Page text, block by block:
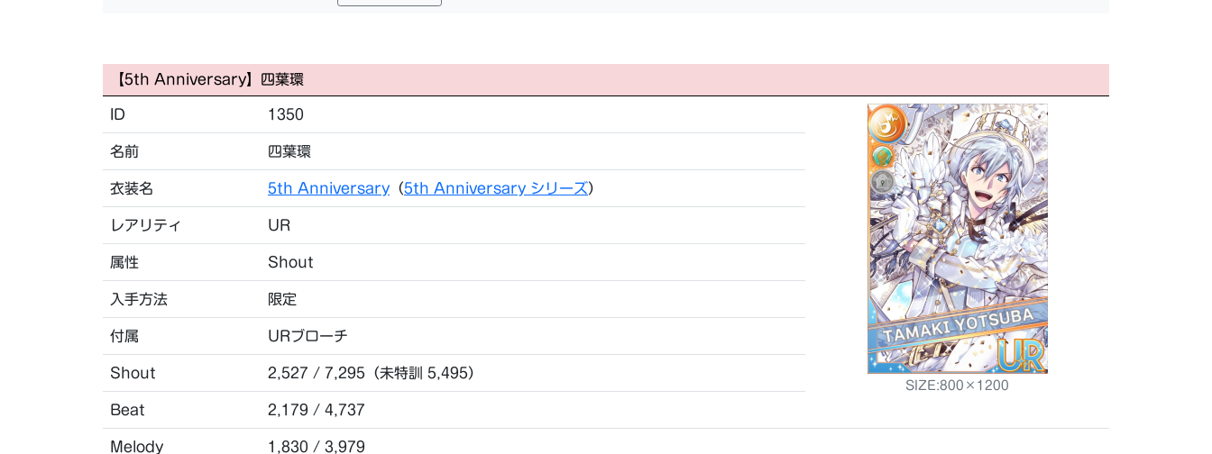
【5th Anniversary】四葉環
ID 1350
SIZE:800×1200
名前 四葉環
衣装名 5th Anniversary （5th Anniversary シリーズ）
レアリティ UR
属性 Shout
入手方法 限定
付属 URブローチ
Shout 2,527 / 7,295（未特訓 5,495）
Beat 2,179 / 4,737
Melody 1,830 / 3,979